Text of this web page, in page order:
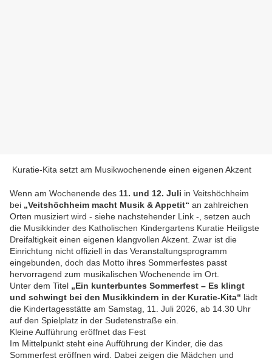
Kuratie-Kita setzt am Musikwochenende einen eigenen Akzent
Wenn am Wochenende des 11. und 12. Juli in Veitshöchheim
bei „Veitshöchheim macht Musik & Appetit“ an zahlreichen
Orten musiziert wird - siehe nachstehender Link -, setzen auch
die Musikkinder des Katholischen Kindergartens Kuratie Heiligste
Dreifaltigkeit einen eigenen klangvollen Akzent. Zwar ist die
Einrichtung nicht offiziell in das Veranstaltungsprogramm
eingebunden, doch das Motto ihres Sommerfestes passt
hervorragend zum musikalischen Wochenende im Ort.
Unter dem Titel „Ein kunterbuntes Sommerfest – Es klingt
und schwingt bei den Musikkindern in der Kuratie-Kita“ lädt
die Kindertagesstätte am Samstag, 11. Juli 2026, ab 14.30 Uhr
auf den Spielplatz in der Sudetenstraße ein.
Kleine Aufführung eröffnet das Fest
Im Mittelpunkt steht eine Aufführung der Kinder, die das
Sommerfest eröffnen wird. Dabei zeigen die Mädchen und